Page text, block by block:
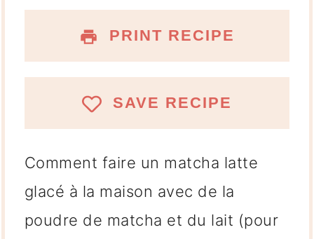
PRINT RECIPE
SAVE RECIPE
Comment faire un matcha latte
glacé à la maison avec de la
poudre de matcha et du lait (pour